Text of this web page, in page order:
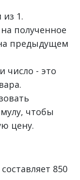
1.
полученное
предыдущем
число - это
чтобы
цену.
850